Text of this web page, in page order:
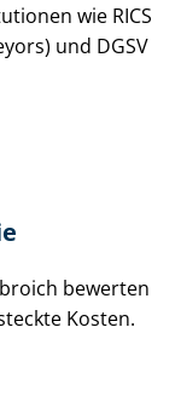
wie RICS
und DGSV
bewerten
Kosten.